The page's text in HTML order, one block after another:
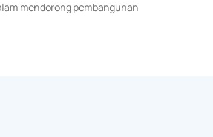
mendorong pembangunan